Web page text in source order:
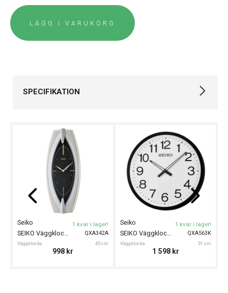
LÄGG I VARUKORG
SPECIFIKATION
Kollektion
Typ av klocka
Väckarklocka
Garanti
36 månader
Design
Färg på urtavla
Vit
Form på boett
Fyrkantig
QXA342A
Seiko
Väggklocka 45 cm
SEIKO Väggklocka 45cm
1 kvar i lager!
998 kr
QXA563K
Seiko
Väggklocka 51 cm
SEIKO Väggklocka 51cm
1 kvar i lager!
1 598 kr